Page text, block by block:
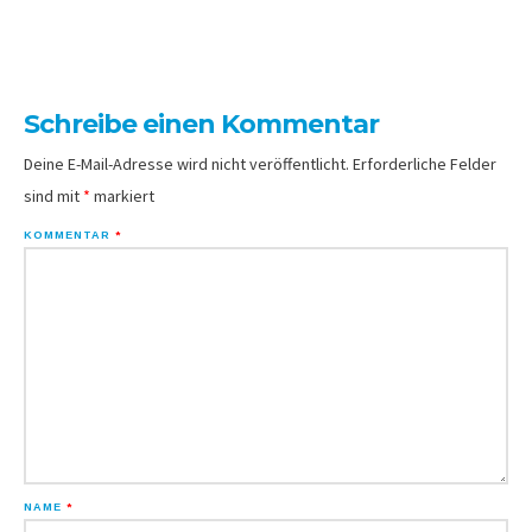
Schreibe einen Kommentar
Deine E-Mail-Adresse wird nicht veröffentlicht. Erforderliche Felder
sind mit * markiert
KOMMENTAR *
NAME *